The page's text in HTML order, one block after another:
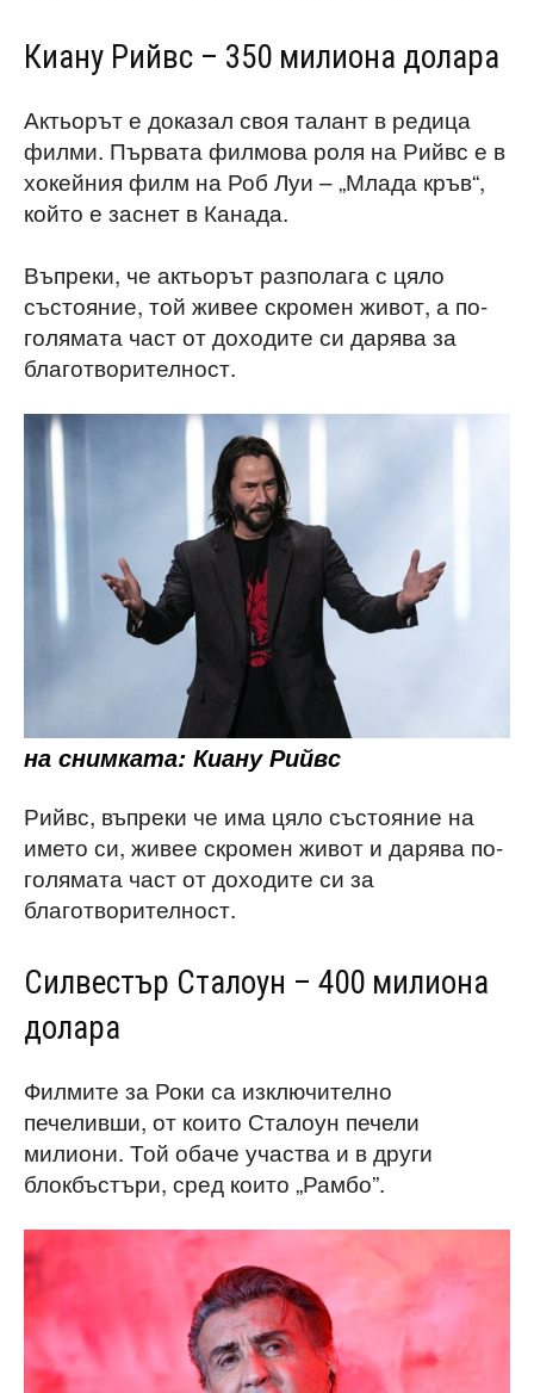
Киану Рийвс – 350 милиона долара
Актьорът е доказал своя талант в редица
филми. Първата филмова роля на Рийвс е в
хокейния филм на Роб Луи – „Млада кръв“,
който е заснет в Канада.
Въпреки, че актьорът разполага с цяло
състояние, той живее скромен живот, а по-
голямата част от доходите си дарява за
благотворителност.
на снимката: Киану Рийвс
Рийвс, въпреки че има цяло състояние на
името си, живее скромен живот и дарява по-
голямата част от доходите си за
благотворителност.
Силвестър Сталоун – 400 милиона
долара
Филмите за Роки са изключително
печеливши, от които Сталоун печели
милиони. Той обаче участва и в други
блокбъстъри, сред които „Рамбо”.